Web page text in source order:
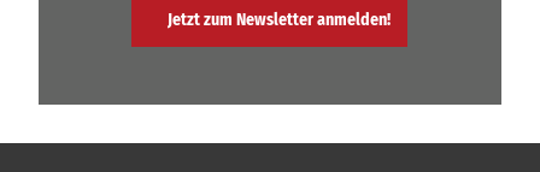
Jetzt zum Newsletter anmelden!